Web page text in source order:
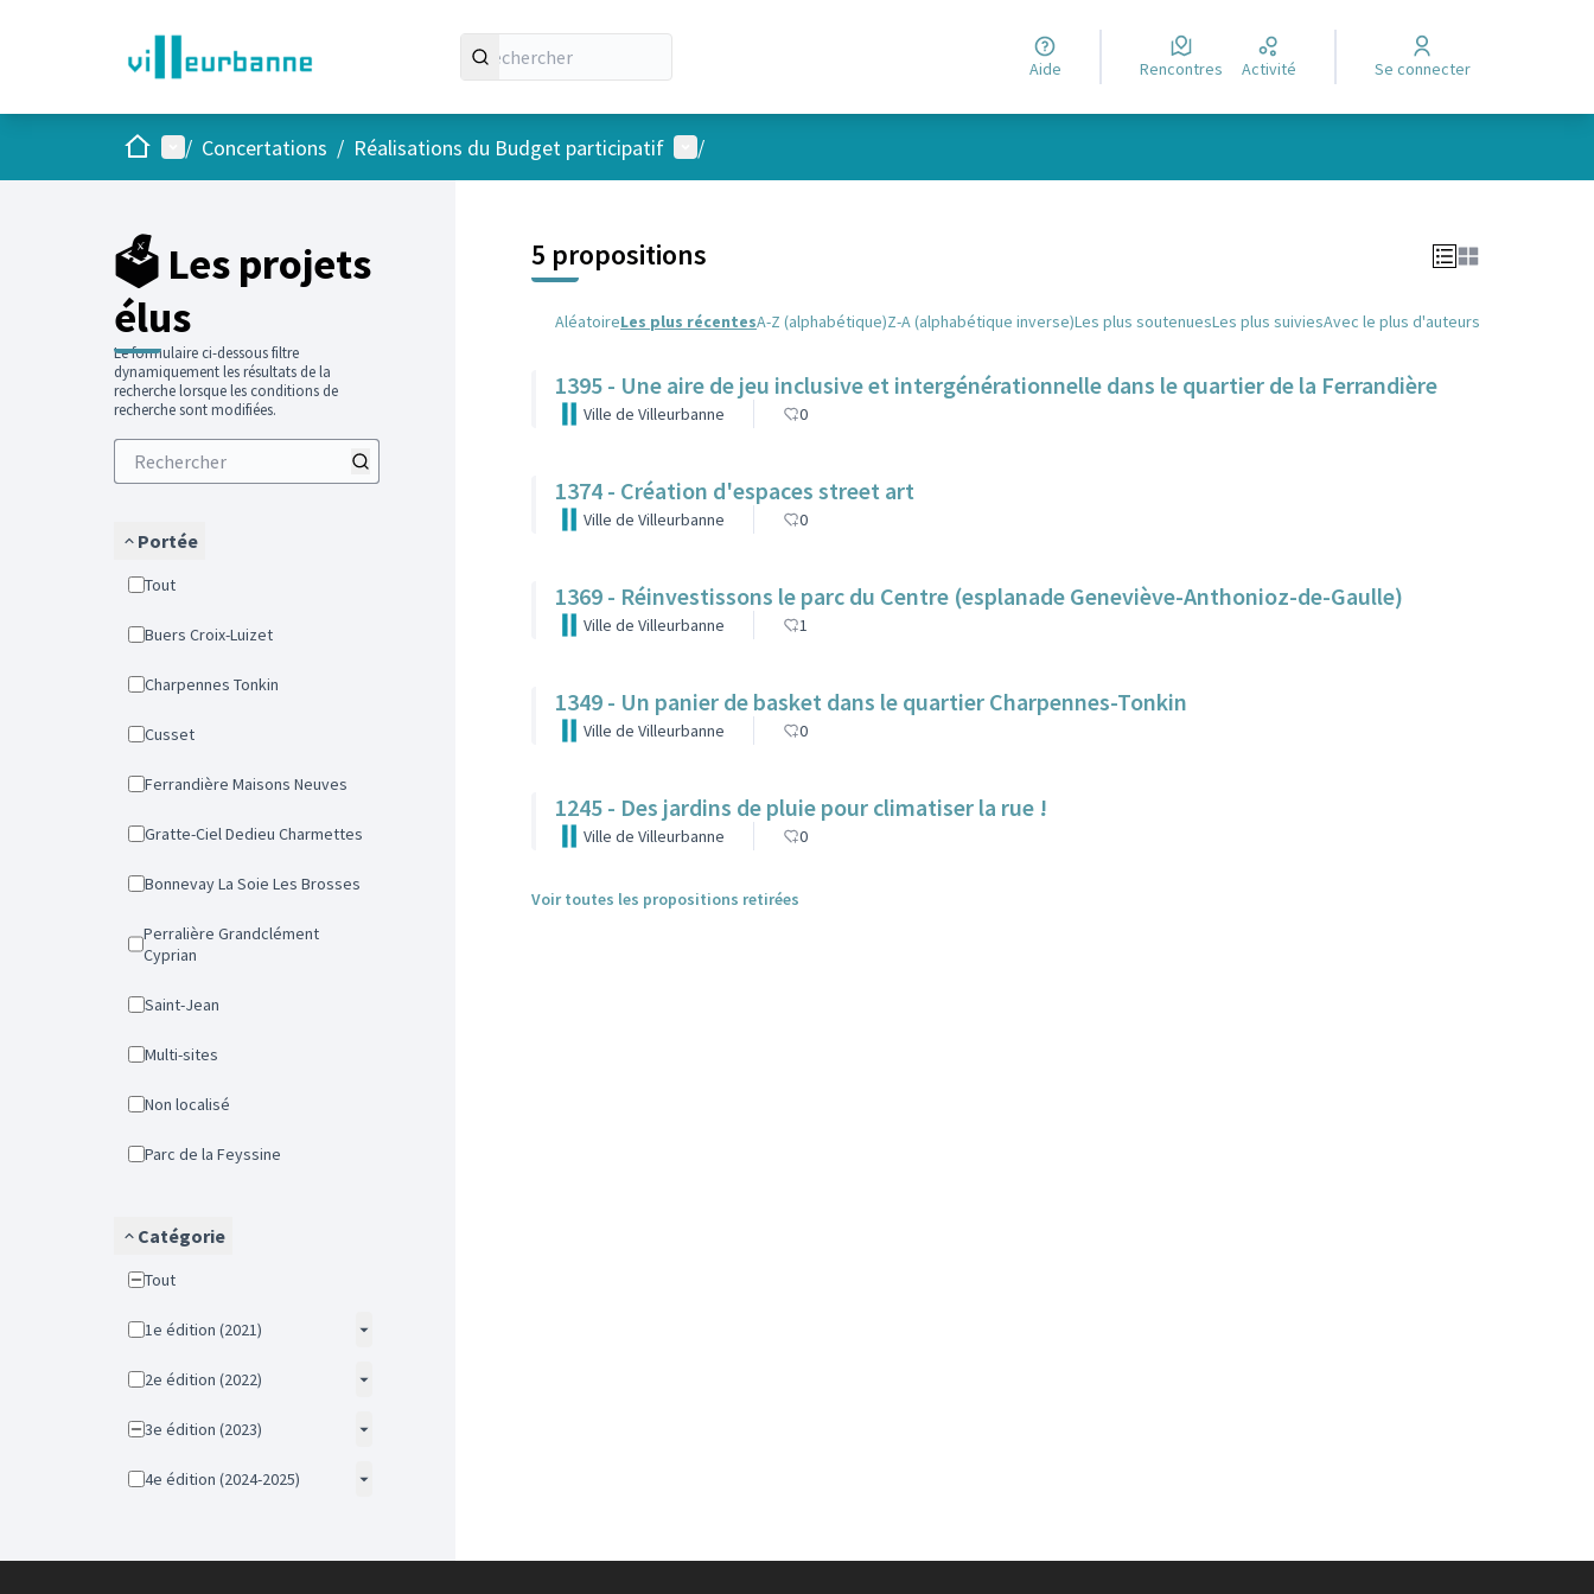
Aide Rencontres Activité Se connecter
AccueilMenu principal
/ Concertations / Réalisations du Budget participatif Menu utilisateur
/
🗳️ Les projets
élus
Le formulaire ci-dessous filtre
dynamiquement les résultats de la
recherche lorsque les conditions de
recherche sont modifiées.
Portée
Tout
Buers Croix-Luizet
Charpennes Tonkin
Cusset
Ferrandière Maisons Neuves
Gratte-Ciel Dedieu Charmettes
Bonnevay La Soie Les Brosses
Perralière Grandclément
Cyprian
Saint-Jean
Multi-sites
Non localisé
Parc de la Feyssine
Catégorie
Tout
1e édition (2021)
2e édition (2022)
3e édition (2023)
4e édition (2024-2025)
5 propositions
AléatoireLes plus récentesA-Z (alphabétique)Z-A (alphabétique inverse)Les plus soutenuesLes plus suiviesAvec le plus d'auteurs
1395 - Une aire de jeu inclusive et intergénérationnelle dans le quartier de la Ferrandière
Ville de Villeurbanne 0
1374 - Création d'espaces street art
Ville de Villeurbanne 0
1369 - Réinvestissons le parc du Centre (esplanade Geneviève-Anthonioz-de-Gaulle)
Ville de Villeurbanne 1
1349 - Un panier de basket dans le quartier Charpennes-Tonkin
Ville de Villeurbanne 0
1245 - Des jardins de pluie pour climatiser la rue !
Ville de Villeurbanne 0
Voir toutes les propositions retirées